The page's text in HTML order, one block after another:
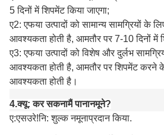
5 दिनों में शिपमेंट किया जाएगा;
ए2: एफया उत्पादों को सामान्य सामग्रियों के
आवश्यकता होती है, आमतौर पर 7-10 दिनों में
ए3: एफया उत्पादों को विशेष और दुर्लभ
आवश्यकता होती है, आमतौर पर शिपमेंट करने
आवश्यकता होती है।
4.क्यू: कर सकनामैं पानानमूने?
ए:एसउरे!नि: शुल्क नमूनाप्रदान किया.